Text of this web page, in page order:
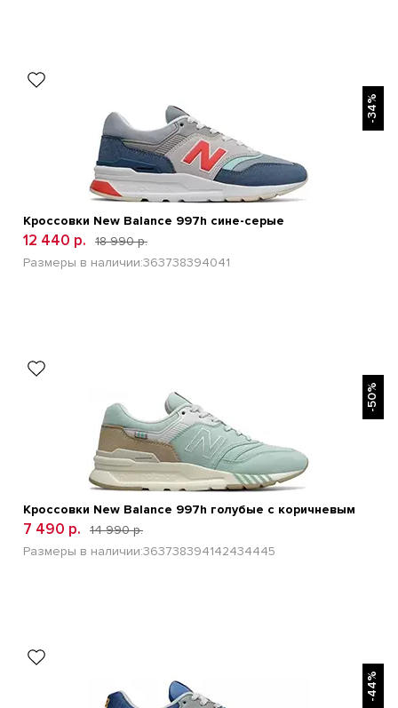
-34%
Кроссовки New Balance 997h сине-серые
12 440 р.
18 990 р.
Размеры в наличии:363738394041
-50%
Кроссовки New Balance 997h голубые с коричневым
7 490 р.
14 990 р.
Размеры в наличии:363738394142434445
-44%